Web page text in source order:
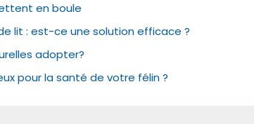
en boule
lit : est-ce une solution efficace ?
adopter?
pour la santé de votre félin ?